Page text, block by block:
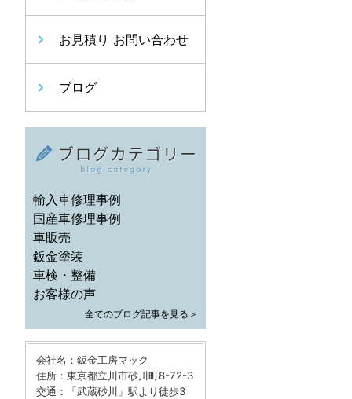
お見積り お問い合わせ
ブログ
輸入車修理事例
国産車修理事例
車販売
鈑金塗装
車検・整備
お客様の声
全てのブログ記事を見る＞
会社名：鈑金工房マック
住所：東京都立川市砂川町8-72-3
交通：「武蔵砂川」駅より徒歩3